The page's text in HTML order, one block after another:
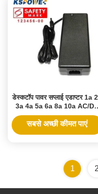
डेस्कटॉप पावर सप्लाई एडाप्टर 1a
3a 4a 5a 6a 8a 10a AC/DC
5V 6V 9V 12V 15V 16V 18V
19V 24V 28V 30V DC केबल
सबसे अच्छी कीमत पाएं
1 2